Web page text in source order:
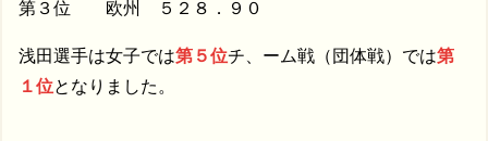
第３位 欧州 ５２８．９０
浅田選手は女子では第５位チ、ーム戦（団体戦）では第
１位となりました。